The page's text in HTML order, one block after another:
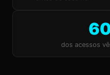
dos acessos